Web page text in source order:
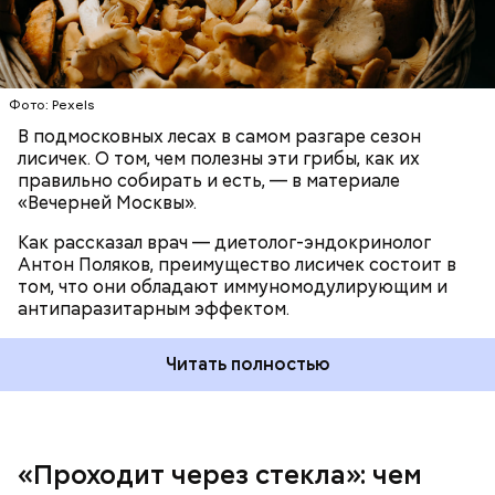
Фото: Pexels
В подмосковных лесах в самом разгаре сезон
лисичек. О том, чем полезны эти грибы, как их
правильно собирать и есть, — в материале
«Вечерней Москвы».
Как рассказал врач — диетолог-эндокринолог
Антон Поляков, преимущество лисичек состоит в
том, что они обладают иммуномодулирующим и
антипаразитарным эффектом.
Читать полностью
«Проходит через стекла»: чем
При встрече с шаровой молнией важно не
паниковать, подчеркнул Бычков: